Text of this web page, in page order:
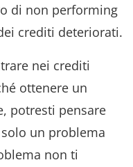
di non performing
crediti deteriorati.
nei crediti
ottenere un
potresti pensare
un problema
non ti